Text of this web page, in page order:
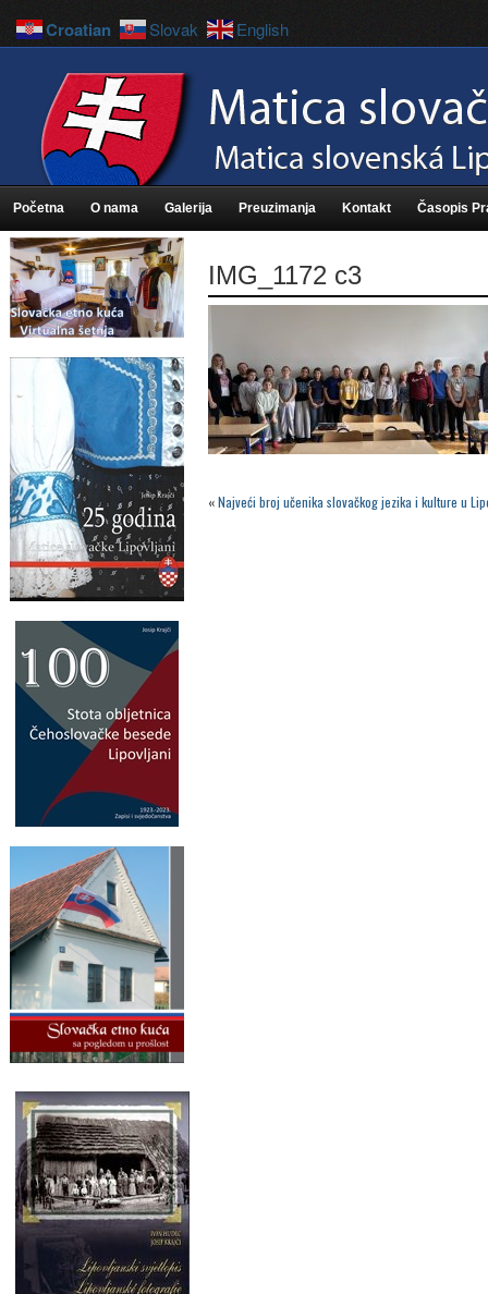
Početna O nama Galerija Preuzimanja Kontakt Časopis
IMG_1172 c3
«Najveći broj učenika slovačkog jezika i kulture u
Croatian Slovak English